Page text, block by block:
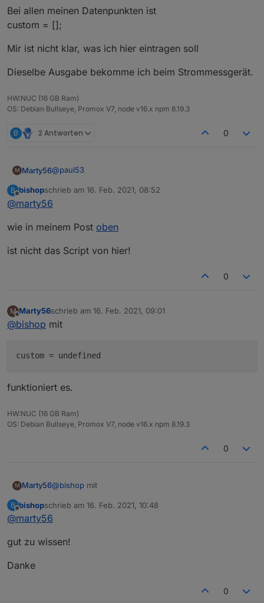
Bei allen meinen Datenpunkten ist
custom = [];
Mir ist nicht klar, was ich hier eintragen soll
Dieselbe Ausgabe bekomme ich beim Strommessgerät.
HW:NUC (16 GB Ram)
OS: Debian Bullseye, Promox V7, node v16.x npm 8.19.3
B 2 Antworten 0
M Marty56@paul53
Beim Erzeugen für den alias eines Homematic
Temperaturfühlers bekomme ich
custom = [];
Mir ist nicht klar, was ich hier eintragen soll
B
Offline
bishopschrieb am 16. Feb. 2021, 08:52
zuletzt editiert von
@marty56
wie in meinem Post oben
ist nicht das Script von hier!
0
M
Offline
Marty56schrieb am 16. Feb. 2021, 09:01
zuletzt editiert von
@bishop mit
custom
funktioniert es.
HW:NUC (16 GB Ram)
OS: Debian Bullseye, Promox V7, node v16.x npm 8.19.3
0
M Marty56@bishop mit
B
Offline
bishopschrieb am 16. Feb. 2021, 10:48
zuletzt editiert von
@marty56
gut zu wissen!
Danke
0